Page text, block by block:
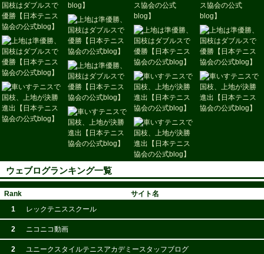
ウェブログランキング一覧
Rank
サイト名
1
レックテニススクール
2 ニコニコ動画
2 ユニークスタイルテニスアカデミースタッフブログ